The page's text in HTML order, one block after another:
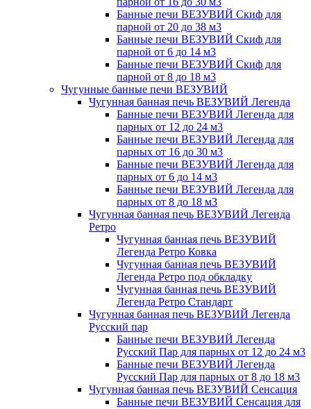
Банные печи ВЕЗУВИЙ Скиф для
парной от 20 до 38 м3
Банные печи ВЕЗУВИЙ Скиф для
парной от 6 до 14 м3
Банные печи ВЕЗУВИЙ Скиф для
парной от 8 до 18 м3
Чугунные банные печи ВЕЗУВИЙ
Чугунная банная печь ВЕЗУВИЙ Легенда
Банные печи ВЕЗУВИЙ Легенда для
парных от 12 до 24 м3
Банные печи ВЕЗУВИЙ Легенда для
парных от 16 до 30 м3
Банные печи ВЕЗУВИЙ Легенда для
парных от 6 до 14 м3
Банные печи ВЕЗУВИЙ Легенда для
парных от 8 до 18 м3
Чугунная банная печь ВЕЗУВИЙ Легенда
Ретро
Чугунная банная печь ВЕЗУВИЙ
Легенда Ретро Ковка
Чугунная банная печь ВЕЗУВИЙ
Легенда Ретро под обкладку
Чугунная банная печь ВЕЗУВИЙ
Легенда Ретро Стандарт
Чугунная банная печь ВЕЗУВИЙ Легенда
Русский пар
Банные печи ВЕЗУВИЙ Легенда
Русский Пар для парных от 12 до 24 м3
Банные печи ВЕЗУВИЙ Легенда
Русский Пар для парных от 8 до 18 м3
Чугунная банная печь ВЕЗУВИЙ Сенсация
Банные печи ВЕЗУВИЙ Сенсация для